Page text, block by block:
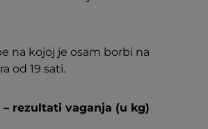
na kojoj je osam borbi na
od 19 sati.
– rezultati vaganja (u kg)